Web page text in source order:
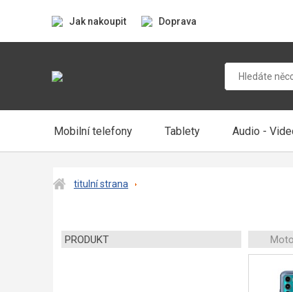
Jak nakoupit Doprava
Mobilní telefony Tablety Audio -
titulní strana
PRODUKT